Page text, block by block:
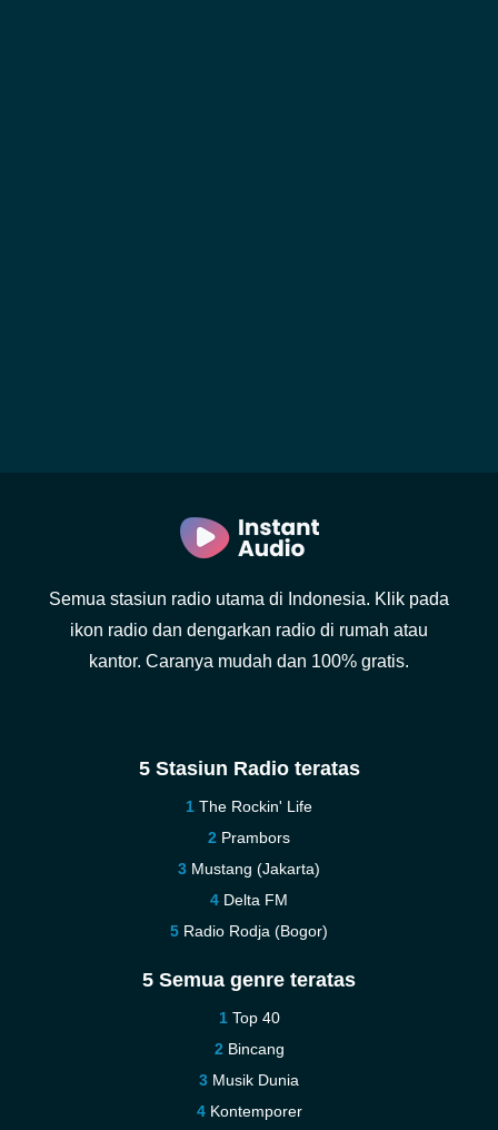
Semua stasiun radio utama di Indonesia. Klik pada
ikon radio dan dengarkan radio di rumah atau
kantor. Caranya mudah dan 100% gratis.
5 Stasiun Radio teratas
The Rockin' Life
Prambors
Mustang (Jakarta)
Delta FM
Radio Rodja (Bogor)
5 Semua genre teratas
Top 40
Bincang
Musik Dunia
Kontemporer